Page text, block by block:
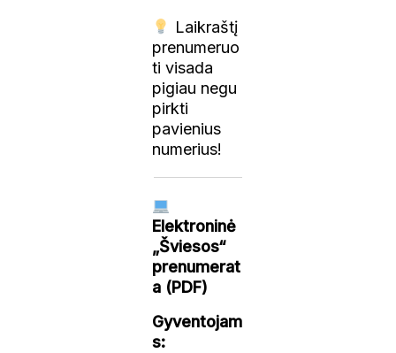
Laikraštį
prenumeruo
ti visada
pigiau negu
pirkti
pavienius
numerius!
Elektroninė
„Šviesos“
prenumerat
a (PDF)
Gyventojam
s: